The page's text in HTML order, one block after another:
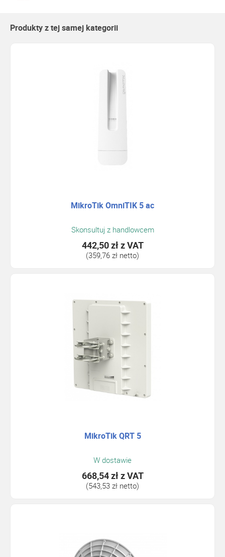
Produkty z tej samej kategorii
MikroTik OmniTIK 5 ac
Skonsultuj z handlowcem
442,50 złz VAT
(359,76 zł netto)
MikroTik QRT 5
W dostawie
668,54 złz VAT
(543,53 zł netto)